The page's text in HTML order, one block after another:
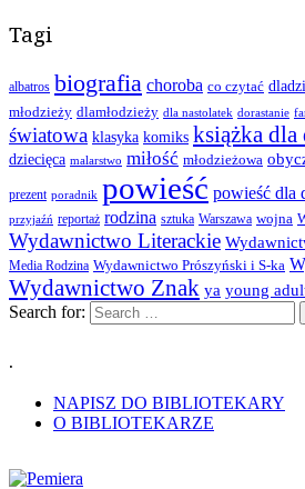
Tagi
albatros biografia choroba co czytać
młodzieży dlamłodzieży dla nastolatek dorastanie
światowa klasyka komiks książka dla
dziecięca malarstwo miłość młodzieżowa
prezent poradnik powieść powieść dla
przyjaźń reportaż rodzina sztuka Warszawa wojna
Wydawnictwo Literackie
Media Rodzina Wydawnictwo Prószyński i S-ka
Wydawnictwo Znak ya young
Search for:
.
NAPISZ DO BIBLIOTEKARY
O BIBLIOTEKARZE